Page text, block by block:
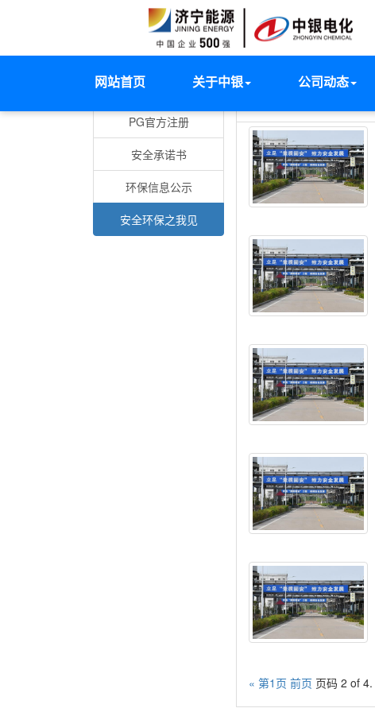
网站首页 关于中银 公司动态
安全环保
PG官方注册
安全承诺书
环保信息公示
安全环保之我见
« 第1页 前页 页码 2 of 4.